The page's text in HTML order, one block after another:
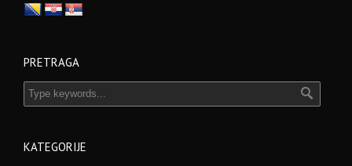
PRETRAGA
KATEGORIJE